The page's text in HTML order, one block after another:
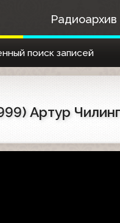
Радиоархив
поиск записей
Артур